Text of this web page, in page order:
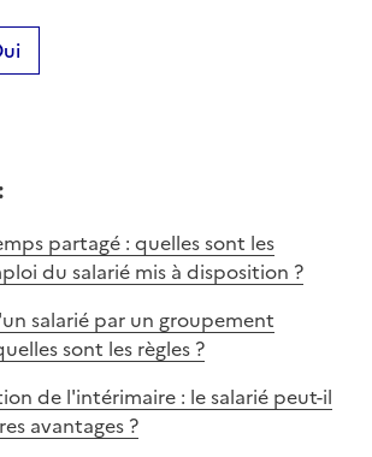
:
partagé : quelles sont les
du salarié mis à disposition ?
salarié par un groupement
sont les règles ?
de l'intérimaire : le salarié peut-il
avantages ?